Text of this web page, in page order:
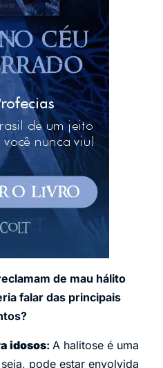
de mau hálito
falar das principais
idosos: A halitose é uma
pode estar envolvida